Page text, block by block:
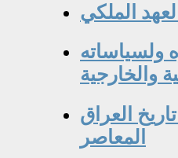
الملكي
ولسياساته
والخارجية
العراق
المعاصر